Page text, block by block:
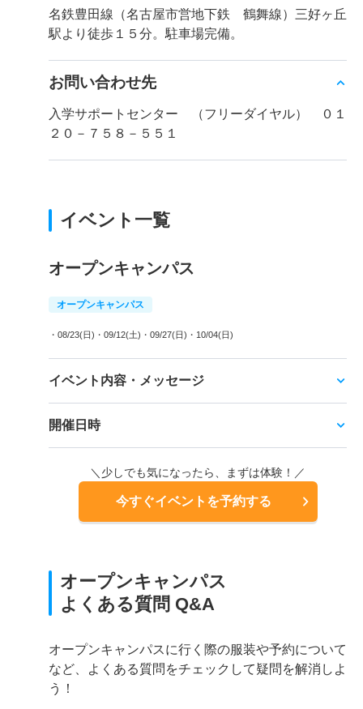
名鉄豊田線（名古屋市営地下鉄 鶴舞線）三好ヶ丘
駅より徒歩１５分。駐車場完備。
お問い合わせ先
入学サポートセンター （フリーダイヤル） ０１
２０－７５８－５５１
イベント一覧
オープンキャンパス
オープンキャンパス
・08/23(日) ・09/12(土) ・09/27(日) ・10/04(日)
イベント内容・メッセージ
開催日時
＼少しでも気になったら、まずは体験！／
今すぐイベントを予約する
オープンキャンパス
よくある質問 Q&A
オープンキャンパスに行く際の服装や予約について
など、よくある質問をチェックして疑問を解消しよ
う！